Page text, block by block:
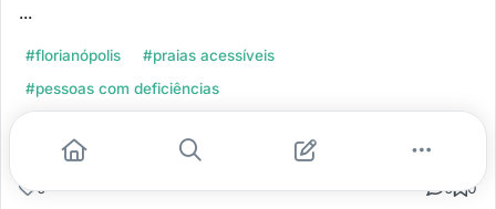
...
#florianópolis
#praias acessíveis
#pessoas com deficiências
Leia mais
0 0 0